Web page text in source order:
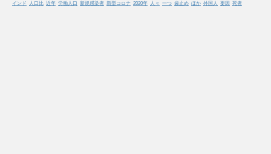
インド
人口比 近年 労働人口 新規感染者 新型コロナ 2020年 人々 一つ 歯止め ほか 外国人 要因 死者